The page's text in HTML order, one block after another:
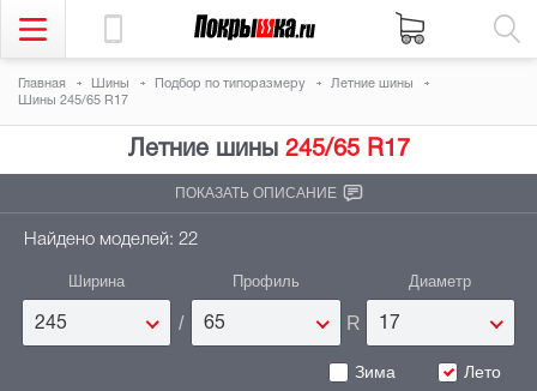
Главная Шины Подбор по типоразмеру
Летние шины
Шины 245/65 R17
Летние шины 245/65 R17
ПОКАЗАТЬ ОПИСАНИЕ
Найдено моделей: 22
Ширина
245 /
Профиль
65 R
Диаметр
17
Зима Лето